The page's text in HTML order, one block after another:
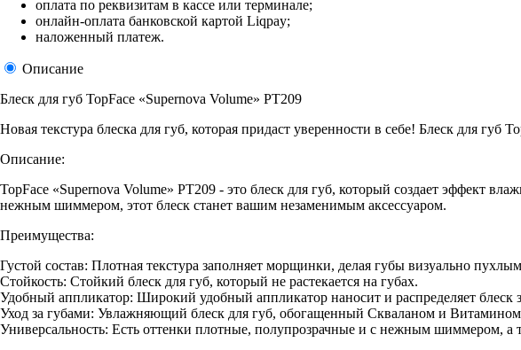
оплата по реквизитам в кассе или терминале;
онлайн-оплата банковской картой Liqpay;
наложенный платеж.
Описание
Блеск для губ TopFace «Supernova Volume» PT209
Новая текстура блеска для губ, которая придаст уверенности в себе! Блеск для губ
Описание:
TopFace «Supernova Volume» PT209 - это блеск для губ, который создает эффект
нежным шиммером, этот блеск станет вашим незаменимым аксессуаром.
Преимущества:
Густой состав: Плотная текстура заполняет морщинки, делая губы визуально
Стойкость: Стойкий блеск для губ, который не растекается на губах.
Удобный аппликатор: Широкий удобный аппликатор наносит и распределяет блеск
Уход за губами: Увлажняющий блеск для губ, обогащенный Скваланом и Витамином
Универсальность: Есть оттенки плотные, полупрозрачные и с нежным шиммером, а